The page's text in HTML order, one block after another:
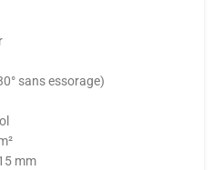
sans essorage)
mm